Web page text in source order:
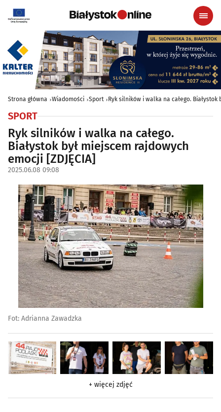
Strona główna Wiadomości Sport Ryk silników i walka na całego. Białystok
SPORT
Ryk silników i walka na całego.
Białystok był miejscem rajdowych
emocji [ZDJĘCIA]
2025.06.08 09:08
Fot: Adrianna Zawadzka
+ więcej zdjęć